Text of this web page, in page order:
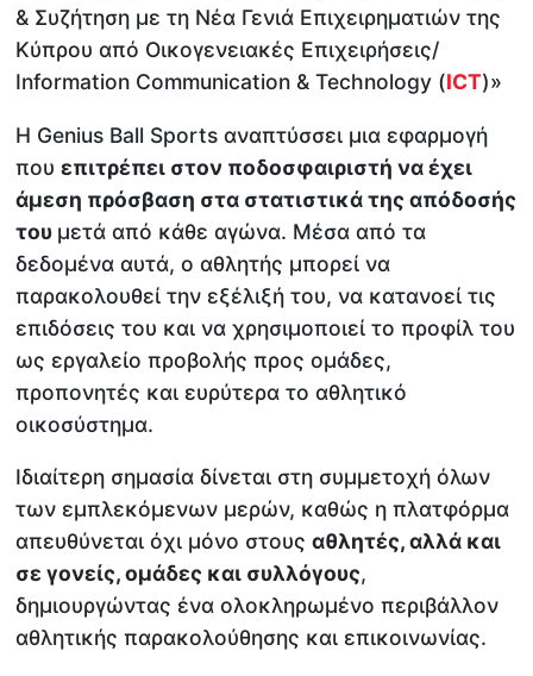
& Συζήτηση με τη Νέα Γενιά Επιχειρηματιών της
Κύπρου από Οικογενειακές Επιχειρήσεις/
Information Communication & Technology (ICT)»
Η Genius Ball Sports αναπτύσσει μια εφαρμογή
πουεπιτρέπει στον ποδοσφαιριστή να έχει
άμεση πρόσβαση στα στατιστικά της απόδοσής
του μετά από κάθε αγώνα. Μέσα από τα
δεδομένα αυτά, ο αθλητής μπορεί να
παρακολουθεί την εξέλιξή του, να κατανοεί τις
επιδόσεις του και να χρησιμοποιεί το προφίλ του
ως εργαλείο προβολής προς ομάδες,
προπονητές και ευρύτερα το αθλητικό
οικοσύστημα.
Ιδιαίτερη σημασία δίνεται στη συμμετοχή όλων
των εμπλεκόμενων μερών, καθώς η πλατφόρμα
απευθύνεται όχι μόνο στουςαθλητές, αλλά και
σε γονείς, ομάδες και συλλόγους,
δημιουργώντας ένα ολοκληρωμένο περιβάλλον
αθλητικής παρακολούθησης και επικοινωνίας.